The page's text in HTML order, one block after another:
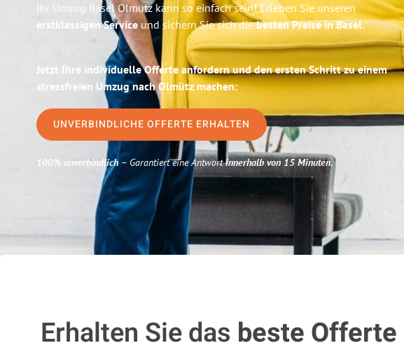
Ihr Umzug Basel Olmütz kann so einfach sein! Erleben Sie unseren
erstklassigen Service und sichern Sie sich diebesten Preise in Basel.
Jetzt Ihre individuelle Offerte anfordern und den ersten Schritt zu einem
stressfreien Umzug nach Olmütz machen:
UNVERBINDLICHE OFFERTE ERHALTEN
100% unverbindlich– Garantiert eine Antwortinnerhalb von 15 Minuten.
Erhalten Sie das beste Offerte